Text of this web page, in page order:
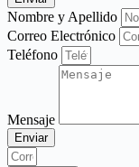
Nombre y Apellido
Correo Electrónico
Teléfono
Mensaje
Enviar